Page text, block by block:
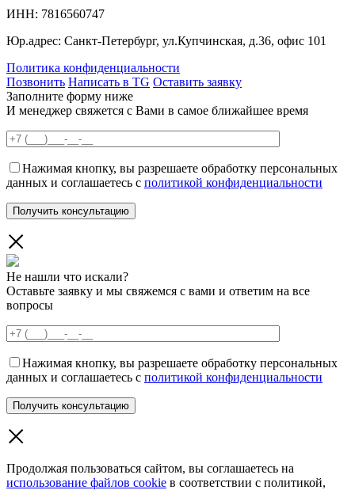
ИНН: 7816560747
Юр.адрес: Санкт-Петербург, ул.Купчинская, д.36, офис 101
Политика конфиденциальности
Позвонить Написать в TG Оставить заявку
Заполните форму ниже
И менеджер свяжется с Вами в самое ближайшее время
Нажимая кнопку, вы разрешаете обработку персональных
данных и соглашаетесь с политикой конфиденциальности
Не нашли что искали?
Оставьте заявку и мы свяжемся с вами и ответим на все
вопросы
Нажимая кнопку, вы разрешаете обработку персональных
данных и соглашаетесь с политикой конфиденциальности
Продолжая пользоваться сайтом, вы соглашаетесь на
использование файлов cookie в соответствии с политикой,